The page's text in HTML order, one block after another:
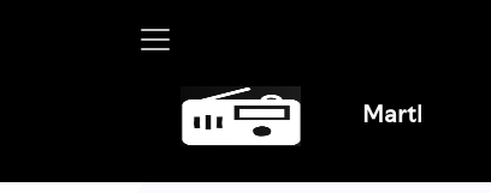
Martha Debayle en W,